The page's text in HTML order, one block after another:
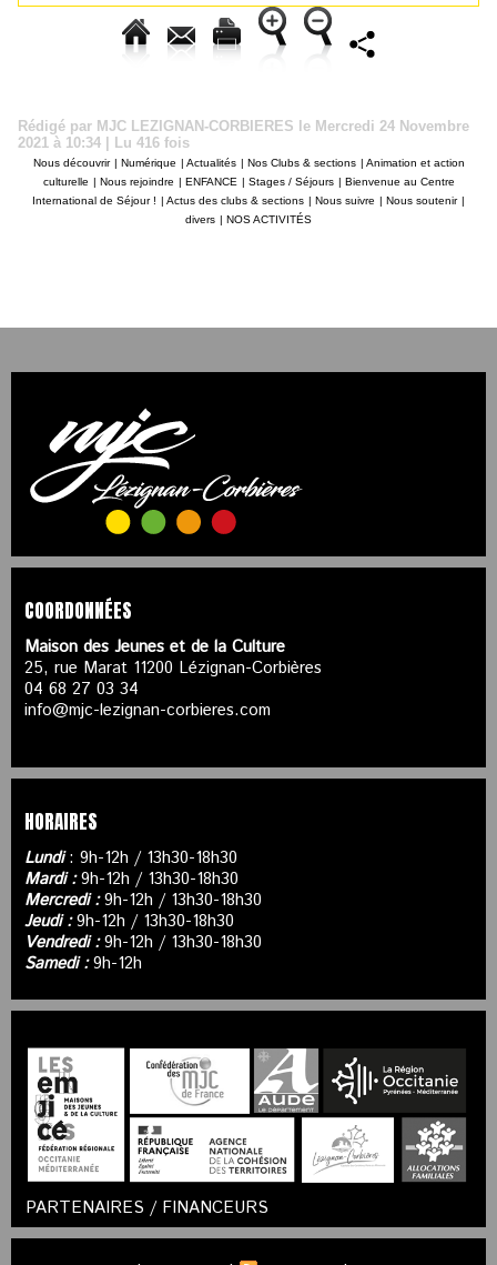
Rédigé par MJC LEZIGNAN-CORBIERES le Mercredi 24 Novembre
2021 à 10:34 | Lu 416 fois
Nous découvrir | Numérique | Actualités | Nos Clubs & sections | Animation et action
culturelle | Nous rejoindre | ENFANCE | Stages / Séjours | Bienvenue au Centre
International de Séjour ! | Actus des clubs & sections | Nous suivre | Nous soutenir |
divers | NOS ACTIVITÉS
COORDONNÉES
Maison des Jeunes et de la Culture
25, rue Marat 11200 Lézignan-Corbières
04 68 27 03 34
info@mjc-lezignan-corbieres.com
HORAIRES
Lundi: 9h-12h / 13h30-18h30
Mardi :9h-12h / 13h30-18h30
Mercredi :9h-12h / 13h30-18h30
Jeudi :9h-12h / 13h30-18h30
Vendredi :9h-12h / 13h30-18h30
Samedi :9h-12h
PARTENAIRES / FINANCEURS